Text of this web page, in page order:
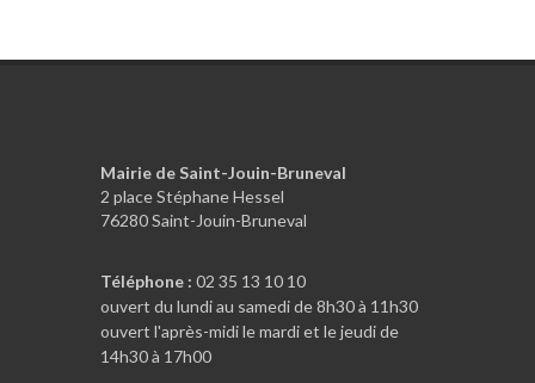
Mairie de Saint-Jouin-Bruneval
2 place Stéphane Hessel
76280 Saint-Jouin-Bruneval
Téléphone : 02 35 13 10 10
ouvert du lundi au samedi de 8h30 à 11h30
ouvert l'après-midi le mardi et le jeudi de
14h30 à 17h00